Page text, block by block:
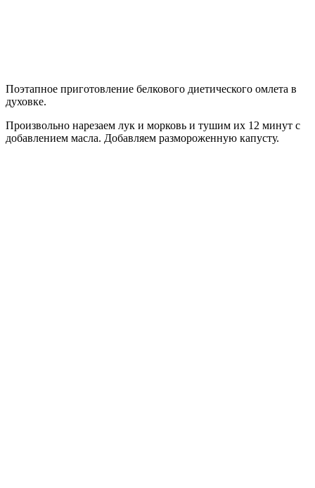
Поэтапное приготовление белкового диетического омлета в
духовке.
Произвольно нарезаем лук и морковь и тушим их 12 минут с
добавлением масла. Добавляем размороженную капусту.